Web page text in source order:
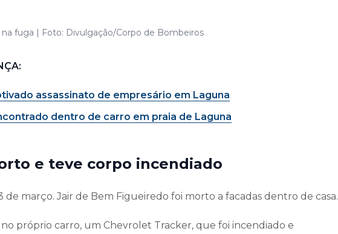
fuga | Foto: Divulgação/Corpo de Bombeiros
assassinato de empresário em Laguna
dentro de carro em praia de Laguna
e teve corpo incendiado
março. Jair de Bem Figueiredo foi morto a facadas dentro de casa.
próprio carro, um Chevrolet Tracker, que foi incendiado e